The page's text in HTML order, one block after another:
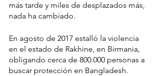
más tarde y miles de desplazados más,
nada ha cambiado.
En agosto de 2017 estalló la violencia
en el estado de Rakhine, en Birmania,
obligando cerca de 800.000 personas a
buscar protección en Bangladesh.